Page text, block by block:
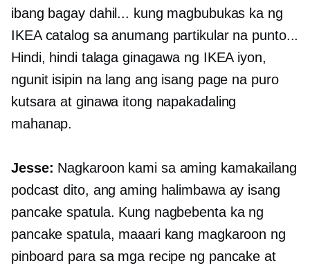
ibang bagay dahil... kung magbubukas ka ng
IKEA catalog sa anumang partikular na punto...
Hindi, hindi talaga ginagawa ng IKEA iyon,
ngunit isipin na lang ang isang page na puro
kutsara at ginawa itong napakadaling
mahanap.
Jesse: Nagkaroon kami sa aming kamakailang
podcast dito, ang aming halimbawa ay isang
pancake spatula. Kung nagbebenta ka ng
pancake spatula, maaari kang magkaroon ng
pinboard para sa mga recipe ng pancake at